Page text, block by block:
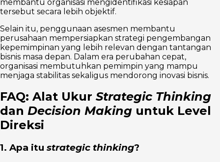
membantu organisasi mengidentifikasi kesiapan
tersebut secara lebih objektif.
Selain itu, penggunaan asesmen membantu
perusahaan mempersiapkan strategi pengembangan
kepemimpinan yang lebih relevan dengan tantangan
bisnis masa depan. Dalam era perubahan cepat,
organisasi membutuhkan pemimpin yang mampu
menjaga stabilitas sekaligus mendorong inovasi bisnis.
FAQ: Alat Ukur Strategic Thinking
dan Decision Making untuk Level
Direksi
1. Apa itu strategic thinking?